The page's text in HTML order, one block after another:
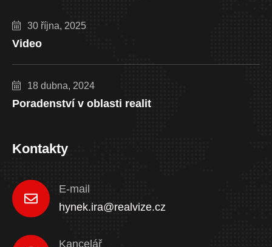
30 října, 2025
Video
18 dubna, 2024
Poradenství v oblasti realit
Kontakty
E-mail
hynek.ira@realvize.cz
Kancelář